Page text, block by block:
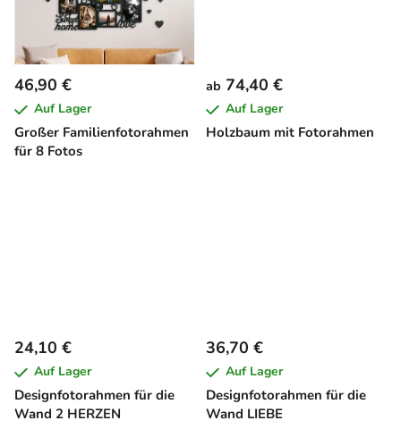
Großer Familienfotorahmen
für 8 Fotos
46,90 €
Auf Lager
Holzbaum mit Fotorahmen
ab 74,40 €
Auf Lager
Designfotorahmen für die
Wand 2 HERZEN
24,10 €
Auf Lager
Designfotorahmen für die
Wand LIEBE
36,70 €
Auf Lager